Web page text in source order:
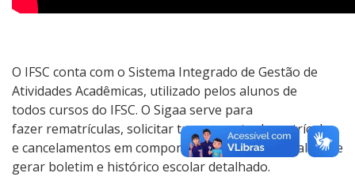
Formaturas
Representação Estudantil
Grêmio Estudantil
O IFSC conta com o Sistema Integrado de Gestão de
Atividades Acadêmicas, utilizado pelos alunos de
todos cursos do IFSC. O Sigaa serve para
fazer rematrículas, solicitar trancamento de matrículas
e cancelamentos em componentes curriculares, além de
gerar boletim e histórico escolar detalhado.